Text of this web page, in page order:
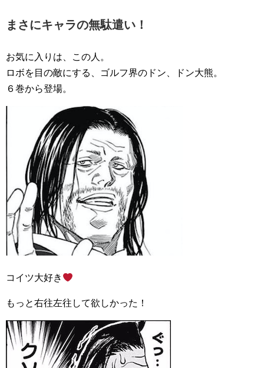
まさにキャラの無駄遣い！
お気に入りは、この人。
ロボを目の敵にする、ゴルフ界のドン、ドン大熊。
６巻から登場。
コイツ大好き
もっと右往左往して欲しかった！